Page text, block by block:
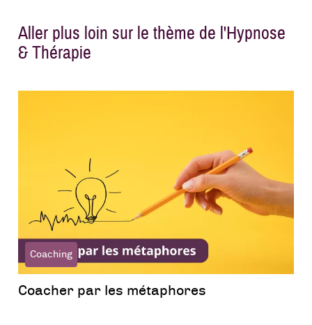
Aller plus loin sur le thème de l'Hypnose
& Thérapie
Coaching
Coacher par les métaphores